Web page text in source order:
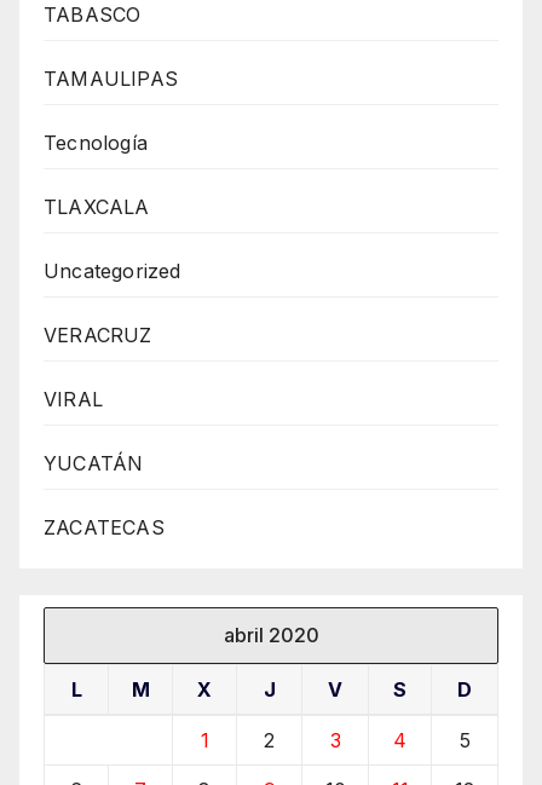
TABASCO
TAMAULIPAS
Tecnología
TLAXCALA
Uncategorized
VERACRUZ
VIRAL
YUCATÁN
ZACATECAS
abril 2020
L M X J V S D
1 2 3 4 5